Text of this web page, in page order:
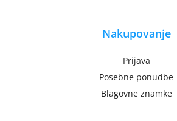
Nakupovanje
Prijava
Posebne ponudbe
Blagovne znamke